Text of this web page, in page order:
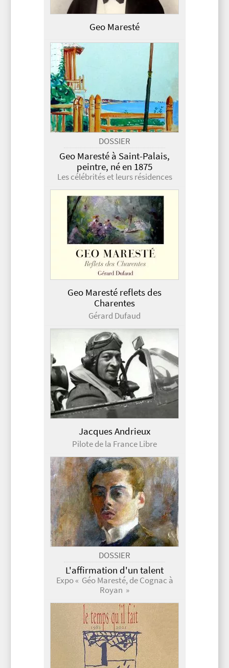
Geo Maresté
DOSSIER
Geo Maresté à Saint-Palais,
peintre, né en 1875
Les célébrités et leurs résidences
Geo Maresté reflets des
Charentes
Gérard Dufaud
Jacques Andrieux
Pilote de la France Libre
DOSSIER
L'affirmation d'un talent
Expo « Géo Maresté, de Cognac à
Royan »